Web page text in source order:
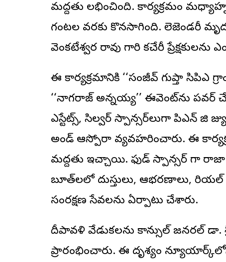
మద్దతు లభించింది. కార్యక్రమం
గంటల వరకు కొనసాగింది. లెజెండరీ
వెంకటేశ్వర రావు గారి కచేరీ
ఈ కార్యక్రమానికి ‘‘సంజీవ్‌ గుప్తా సిపిఎ
‘‘నాగరాజ్‌ అన్నయ్య’’ ఈవెంట్‌ను పవర్‌
ఎస్టేట్స్‌, సిల్వర్‌ స్పాన్సర్‌లుగా పిఎన్‌ జి
అండ్‌ ఆస్పోరా వ్యవహరించారు. ఈ
మద్దతు ఇచ్చాయి. ఫుడ్‌ స్పాన్సర్‌ గా రాజా
బూత్‌లలో దుస్తులు, ఆభరణాలు, రియల్‌
సంరక్షణ సేవలను ఏర్పాటు చేశారు.
దీపావళి వేడుకలను కాన్సుల్‌ జనరల్‌ డా.
ప్రారంభించారు. ఈ దృశ్యం